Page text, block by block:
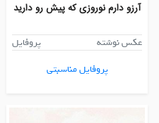
آرزو دارم نوروزی که پیش رو دارید
عکس نوشته
پروفایل
پروفایل مناسبتی